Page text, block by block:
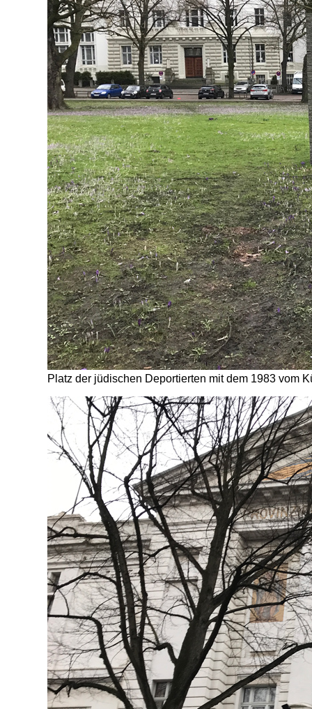
Platz der jüdischen Deportierten mit dem 1983 vom